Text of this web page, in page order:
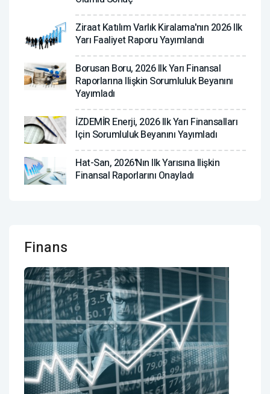
Ziraat Katılım Varlık Kiralama'nın 2026 Ilk
Yarı Faaliyet Raporu Yayımlandı
Borusan Boru, 2026 Ilk Yarı Finansal
Raporlarına Ilişkin Sorumluluk Beyanını
Yayımladı
İZDEMİR Enerji, 2026 Ilk Yarı Finansalları
Için Sorumluluk Beyanını Yayımladı
Hat-San, 2026'nın Ilk Yarısına Ilişkin
Finansal Raporlarını Onayladı
Finans